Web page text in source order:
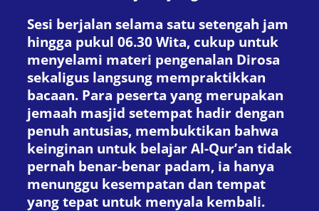
Sesi berjalan selama satu setengah jam
hingga pukul 06.30 Wita, cukup untuk
menyelami materi pengenalan Dirosa
sekaligus langsung mempraktikkan
bacaan. Para peserta yang merupakan
jemaah masjid setempat hadir dengan
penuh antusias, membuktikan bahwa
keinginan untuk belajar Al-Qur’an tidak
pernah benar-benar padam, ia hanya
menunggu kesempatan dan tempat
yang tepat untuk menyala kembali.